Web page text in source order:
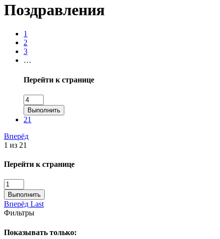
Поздравления
1
2
3
…
Перейти к странице
Выполнить
21
Вперёд
1 из 21
Перейти к странице
Выполнить
Вперёд Last
Фильтры
Показывать только: